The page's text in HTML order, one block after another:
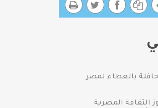
بالعطاء لمصر
الثقافة المصرية